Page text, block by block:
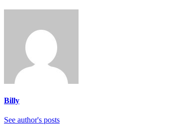
Billy
See author's posts